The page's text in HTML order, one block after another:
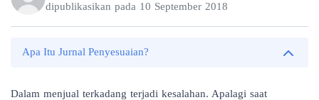
dipublikasikan pada 10 September 2018
Apa Itu Jurnal Penyesuaian?
Dalam menjual terkadang terjadi kesalahan. Apalagi saat